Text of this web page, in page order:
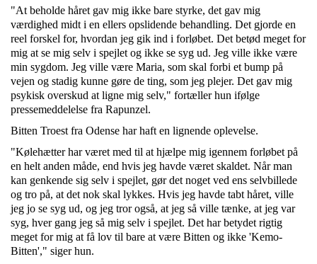
"At beholde håret gav mig ikke bare styrke, det gav mig
værdighed midt i en ellers opslidende behandling. Det gjorde en
reel forskel for, hvordan jeg gik ind i forløbet. Det betød meget for
mig at se mig selv i spejlet og ikke se syg ud. Jeg ville ikke være
min sygdom. Jeg ville være Maria, som skal forbi et bump på
vejen og stadig kunne gøre de ting, som jeg plejer. Det gav mig
psykisk overskud at ligne mig selv," fortæller hun ifølge
pressemeddelelse fra Rapunzel.
Bitten Troest fra Odense har haft en lignende oplevelse.
"Kølehætter har været med til at hjælpe mig igennem forløbet på
en helt anden måde, end hvis jeg havde været skaldet. Når man
kan genkende sig selv i spejlet, gør det noget ved ens selvbillede
og tro på, at det nok skal lykkes. Hvis jeg havde tabt håret, ville
jeg jo se syg ud, og jeg tror også, at jeg så ville tænke, at jeg var
syg, hver gang jeg så mig selv i spejlet. Det har betydet rigtig
meget for mig at få lov til bare at være Bitten og ikke 'Kemo-
Bitten'," siger hun.